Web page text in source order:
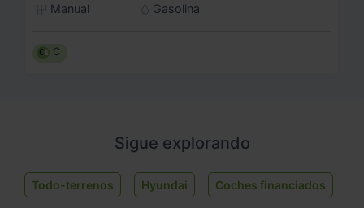
Manual
Gasolina
C
Sigue explorando
Todo-terrenos Hyundai Coches financiados